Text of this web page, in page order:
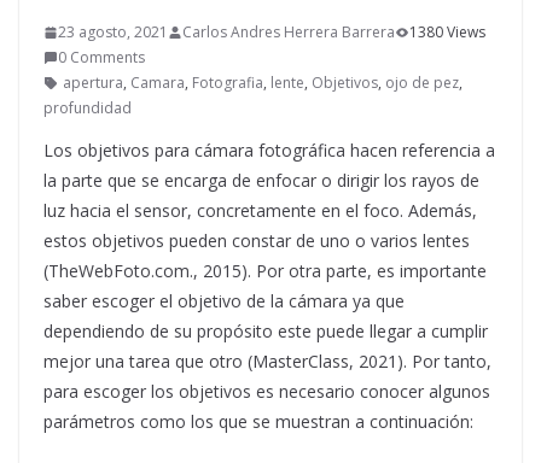
23 agosto, 2021 Carlos Andres Herrera Barrera
1380 Views
0 Comments
apertura, Camara, Fotografia, lente, Objetivos, ojo de pez,
profundidad
Los objetivos para cámara fotográfica hacen referencia a
la parte que se encarga de enfocar o dirigir los rayos de
luz hacia el sensor, concretamente en el foco. Además,
estos objetivos pueden constar de uno o varios lentes
(TheWebFoto.com., 2015). Por otra parte, es importante
saber escoger el objetivo de la cámara ya que
dependiendo de su propósito este puede llegar a cumplir
mejor una tarea que otro (MasterClass, 2021). Por tanto,
para escoger los objetivos es necesario conocer algunos
parámetros como los que se muestran a continuación: